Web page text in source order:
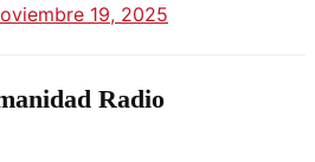
19, 2025
Radio